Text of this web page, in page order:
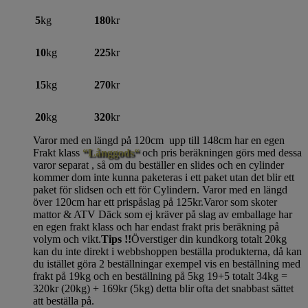
5kg 180kr
10kg 225kr
15kg 270kr
20kg 320kr
Varor med en längd på 120cm upp till 148cm har en egen
Frakt klass “Långgods“och pris beräkningen görs med dessa
varor separat , så om du beställer en slides och en cylinder
kommer dom inte kunna paketeras i ett paket utan det blir ett
paket för slidsen och ett för Cylindern. Varor med en längd
över 120cm har ett prispåslag på 125kr.Varor som skoter
mattor & ATV Däck som ej kräver på slag av emballage har
en egen frakt klass och har endast frakt pris beräkning på
volym och vikt.Tips !!Överstiger din kundkorg totalt 20kg
kan du inte direkt i webbshoppen beställa produkterna, då kan
du istället göra 2 beställningar exempel vis en beställning med
frakt på 19kg och en beställning på 5kg 19+5 totalt 34kg =
320kr (20kg) + 169kr (5kg) detta blir ofta det snabbast sättet
att beställa på.